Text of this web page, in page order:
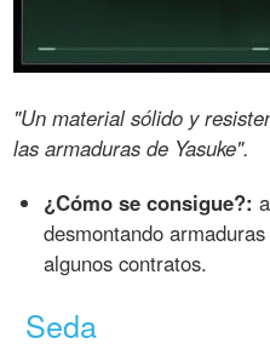
"Un material sólido y
las armaduras de Yasuke".
¿Cómo se consigue?:
desmontando
algunos contratos.
Seda